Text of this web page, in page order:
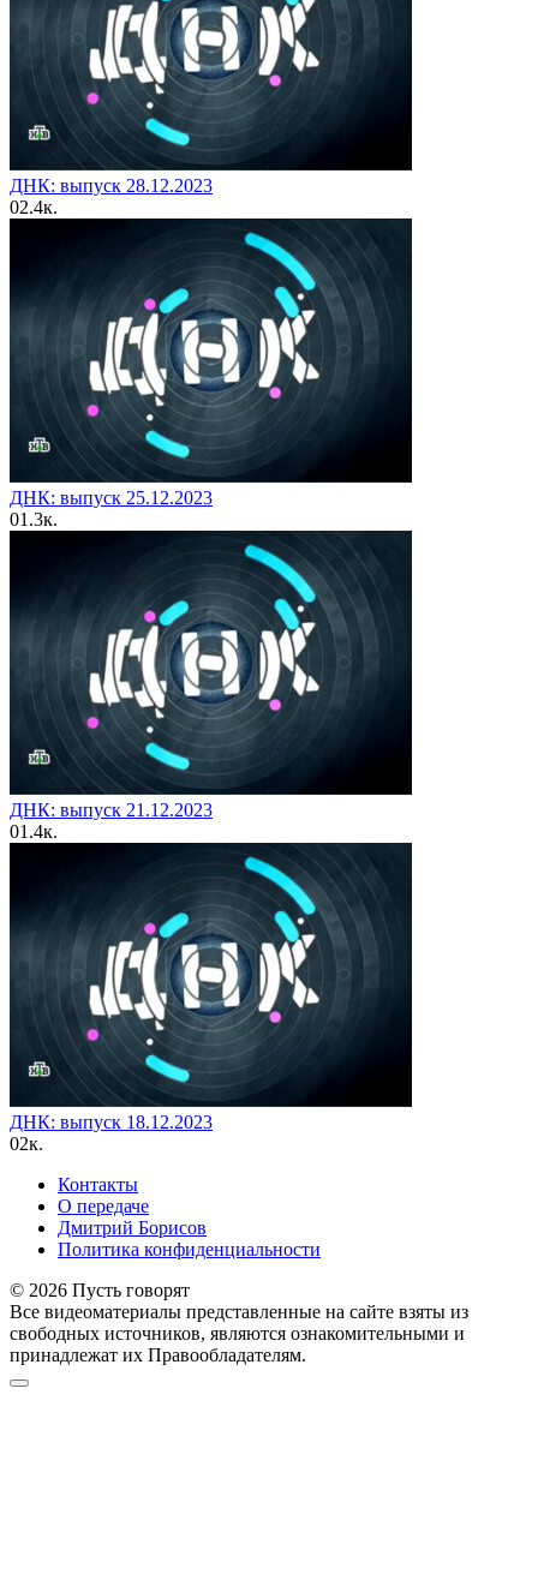
ДНК: выпуск 28.12.2023
02.4к.
ДНК: выпуск 25.12.2023
01.3к.
ДНК: выпуск 21.12.2023
01.4к.
ДНК: выпуск 18.12.2023
02к.
Контакты
О передаче
Дмитрий Борисов
Политика конфиденциальности
© 2026 Пусть говорят
Все видеоматериалы представленные на сайте взяты из
свободных источников, являются ознакомительными и
принадлежат их Правообладателям.